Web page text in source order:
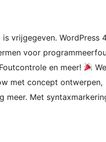
vrijgegeven. WordPress
voor
en meer!
met concept ontwerpen,
meer. Met